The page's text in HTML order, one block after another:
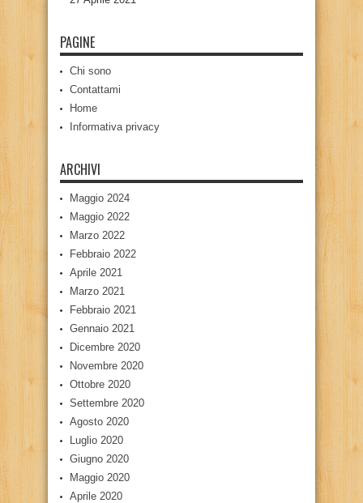
PAGINE
Chi sono
Contattami
Home
Informativa privacy
ARCHIVI
Maggio 2024
Maggio 2022
Marzo 2022
Febbraio 2022
Aprile 2021
Marzo 2021
Febbraio 2021
Gennaio 2021
Dicembre 2020
Novembre 2020
Ottobre 2020
Settembre 2020
Agosto 2020
Luglio 2020
Giugno 2020
Maggio 2020
Aprile 2020